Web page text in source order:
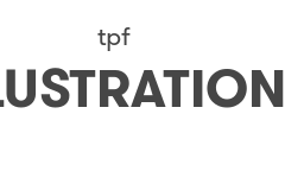
tpf